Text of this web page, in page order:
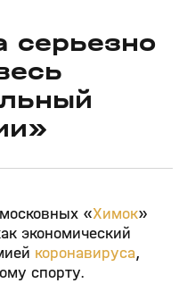
серьезно
«Химок»
экономический
коронавируса,
спорту.